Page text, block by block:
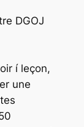
DGOJ
í leçon,
une